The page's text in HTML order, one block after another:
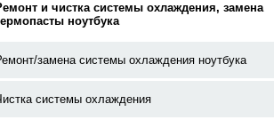
и чистка системы охлаждения, замена
ноутбука
замена системы охлаждения ноутбука
системы охлаждения